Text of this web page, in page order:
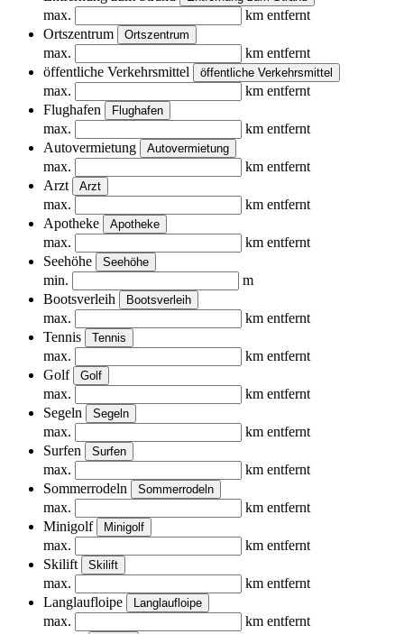
max.
km entfernt
Ortszentrum
Ortszentrum
max.
km entfernt
öffentliche Verkehrsmittel
öffentliche Verkehrsmittel
max.
km entfernt
Flughafen
Flughafen
max.
km entfernt
Autovermietung
Autovermietung
max.
km entfernt
Arzt
Arzt
max.
km entfernt
Apotheke
Apotheke
max.
km entfernt
Seehöhe
Seehöhe
min.
m
Bootsverleih
Bootsverleih
max.
km entfernt
Tennis
Tennis
max.
km entfernt
Golf
Golf
max.
km entfernt
Segeln
Segeln
max.
km entfernt
Surfen
Surfen
max.
km entfernt
Sommerrodeln
Sommerrodeln
max.
km entfernt
Minigolf
Minigolf
max.
km entfernt
Skilift
Skilift
max.
km entfernt
Langlaufloipe
Langlaufloipe
max.
km entfernt